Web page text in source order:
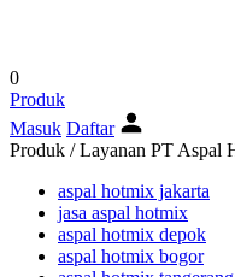
0
Produk
Masuk Daftar
Produk / Layanan PT Aspal
aspal hotmix jakarta
jasa aspal hotmix
aspal hotmix depok
aspal hotmix bogor